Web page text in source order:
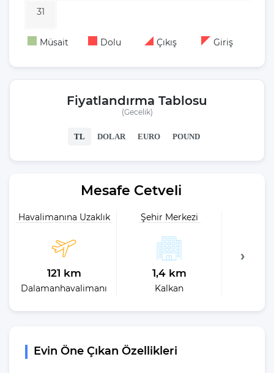
31
Müsait Dolu Çıkış Giriş
Fiyatlandırma Tablosu
(Gecelik)
TL DOLAR EURO POUND
Mesafe Cetveli
Havalimanına Uzaklık
121 km
Dalamanhavalimanı
Şehir Merkezi
1,4 km
Kalkan
Evin Öne Çıkan Özellikleri